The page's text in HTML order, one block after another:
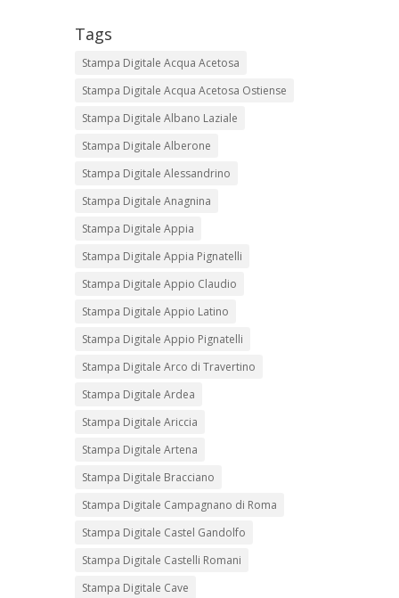
Tags
Stampa Digitale Acqua Acetosa
Stampa Digitale Acqua Acetosa Ostiense
Stampa Digitale Albano Laziale
Stampa Digitale Alberone
Stampa Digitale Alessandrino
Stampa Digitale Anagnina
Stampa Digitale Appia
Stampa Digitale Appia Pignatelli
Stampa Digitale Appio Claudio
Stampa Digitale Appio Latino
Stampa Digitale Appio Pignatelli
Stampa Digitale Arco di Travertino
Stampa Digitale Ardea
Stampa Digitale Ariccia
Stampa Digitale Artena
Stampa Digitale Bracciano
Stampa Digitale Campagnano di Roma
Stampa Digitale Castel Gandolfo
Stampa Digitale Castelli Romani
Stampa Digitale Cave